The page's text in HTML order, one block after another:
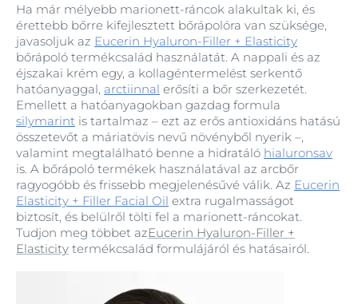
Ha már mélyebb marionett‑ráncok alakultak ki, és
érettebb bőrre kifejlesztett bőrápolóra van szüksége,
javasoljuk az Eucerin Hyaluron-Filler + Elasticity
bőrápoló termékcsalád használatát. A nappali és az
éjszakai krém egy, a kollagéntermelést serkentő
hatóanyaggal, arctiinnal erősíti a bőr szerkezetét.
Emellett a hatóanyagokban gazdag formula
silymarint is tartalmaz – ezt az erős antioxidáns hatású
összetevőt a máriatövis nevű növényből nyerik –,
valamint megtalálható benne a hidratáló hialuronsav
is. A bőrápoló termékek használatával az arcbőr
ragyogóbb és frissebb megjelenésűvé válik. Az Eucerin
Elasticity + Filler Facial Oil extra rugalmasságot
biztosít, és belülről tölti fel a marionett‑ráncokat.
Tudjon meg többet azEucerin Hyaluron-Filler +
Elasticity termékcsalád formulájáról és hatásairól.